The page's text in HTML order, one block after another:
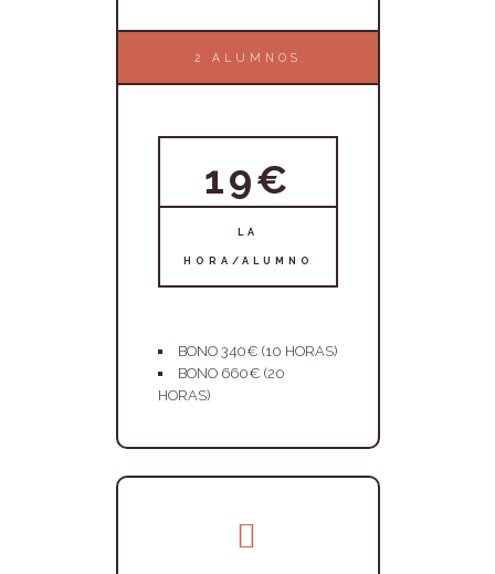
2 ALUMNOS
19€
LA
HORA/ALUMNO
BONO 340€ (10 HORAS)
BONO 660€ (20
HORAS)